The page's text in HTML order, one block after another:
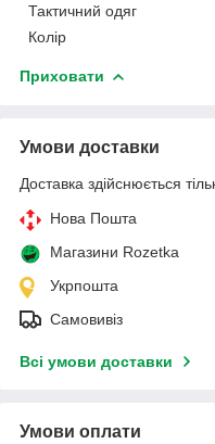
Тактичний одяг
Колір
Приховати
Умови доставки
Доставка здійснюється
Нова Пошта
Магазини Rozetka
Укрпошта
Самовивіз
Всі умови доставки
Умови оплати